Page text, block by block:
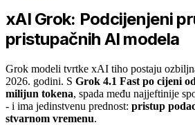
xAI Grok: Podcijenjeni
pristupačnih AI modela
Grok modeli tvrtke xAI tiho postaju
2026. godini. S Grok 4.1 Fast po cijeni
milijun tokena, spada među najjeftinije
- i ima jedinstvenu prednost: pristup
stvarnom vremenu.